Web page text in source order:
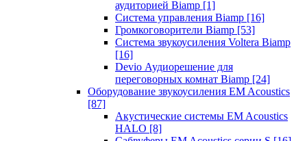
аудиторией Biamp [1]
Система управления Biamp [16]
Громкоговорители Biamp [53]
Система звукоусиления Voltera Biamp
[16]
Devio Аудиорешение для
переговорных комнат Biamp [24]
Оборудование звукоусиления EM Acoustics
[87]
Акустические системы EM Acoustics
HALO [8]